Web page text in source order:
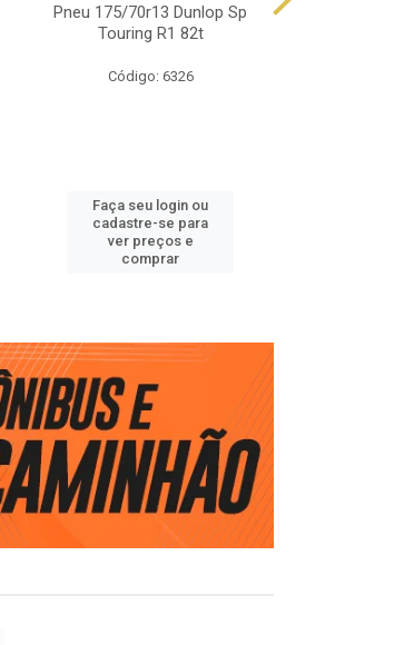
Pneu 175/70r13 Dunlop Sp
Touring R1 82t
Código: 6326
Faça seu login ou
cadastre-se para
ver preços e
comprar